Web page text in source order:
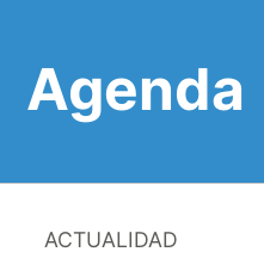
Agenda
ACTUALIDAD